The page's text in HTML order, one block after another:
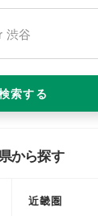
索する
から探す
近畿圏